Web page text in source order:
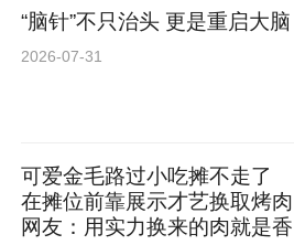
“脑针”不只治头 更是重启大脑
2026-07-31
可爱金毛路过小吃摊不走了
在摊位前靠展示才艺换取烤肉
网友：用实力换来的肉就是香